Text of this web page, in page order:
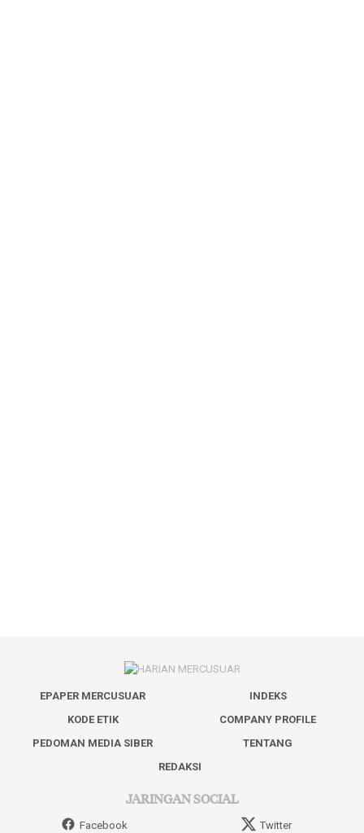
EPAPER MERCUSUAR
INDEKS
KODE ETIK
COMPANY PROFILE
PEDOMAN MEDIA SIBER
TENTANG
REDAKSI
JARINGAN SOCIAL
Facebook Twitter